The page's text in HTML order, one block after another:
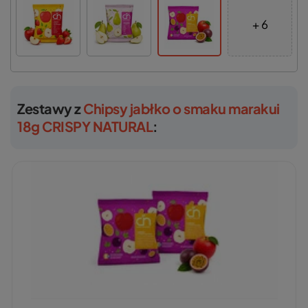
+ 6
Zestawy zChipsy jabłko o smaku marakui
18g CRISPY NATURAL: